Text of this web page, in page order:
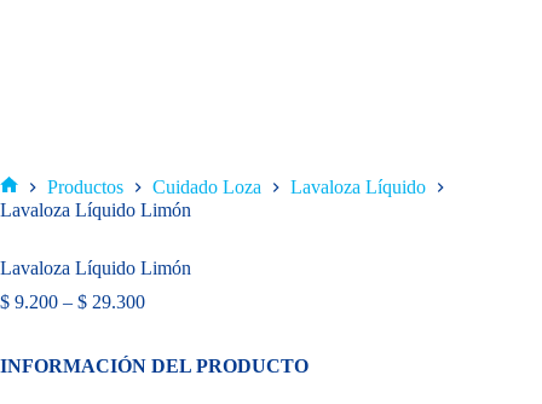
Inicio
Productos Cuidado Loza
Lavaloza Líquido
Lavaloza Líquido Limón
Lavaloza Líquido Limón
$ 9.200 – $ 29.300Price
through
INFORMACIÓN DEL PRODUCTO